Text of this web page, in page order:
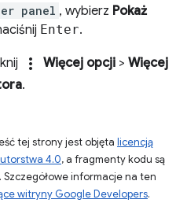
panel , wybierz Pokaż
Enter.
more_vert Więcej opcji > Więcej
.
tej strony jest objęta licencją
4.0, a fragmenty kodu są
. Szczegółowe informacje na ten
witryny Google Developers.